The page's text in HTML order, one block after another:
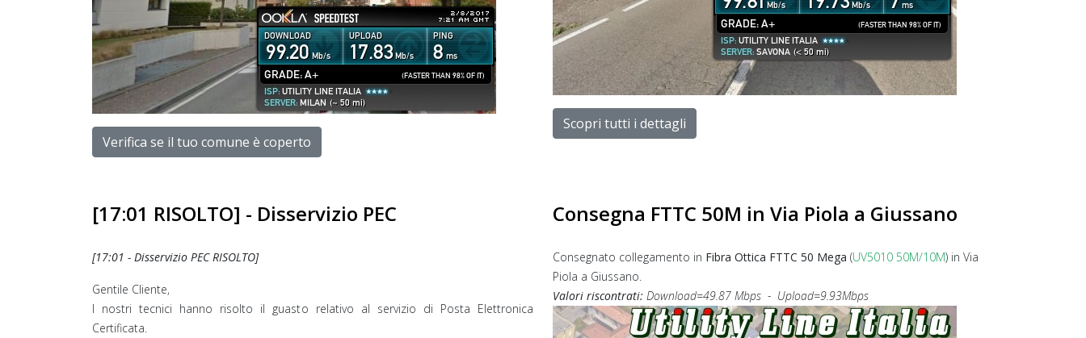
Verifica se il tuo comune è coperto
Scopri tutti i dettagli
[17:01 RISOLTO] - Disservizio PEC
[17:01 - Disservizio PEC RISOLTO]
Gentile Cliente,
I nostri tecnici hanno risolto il guasto relativo al servizio di Posta Elettronica
Certificata.
Consegna FTTC 50M in Via Piola a Giussano
Consegnato collegamento in Fibra Ottica FTTC 50 Mega (UV5010 50M/10M) in Via
Piola a Giussano.
Valori riscontrati: Download=49.87 Mbps - Upload=9.93Mbps